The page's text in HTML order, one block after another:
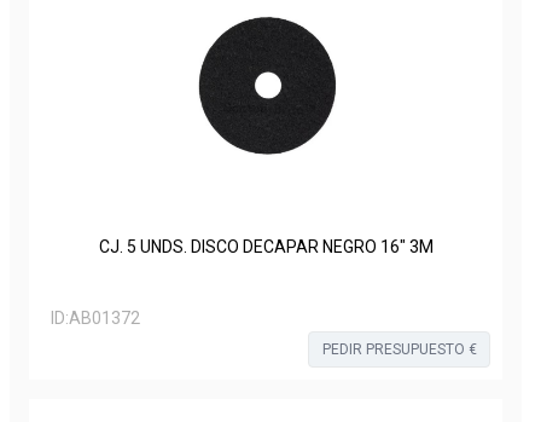
CJ. 5 UNDS. DISCO DECAPAR NEGRO 16" 3M
ID:AB01372
PEDIR PRESUPUESTO €